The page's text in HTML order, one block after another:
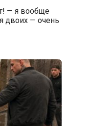
— я вообще
двоих — очень